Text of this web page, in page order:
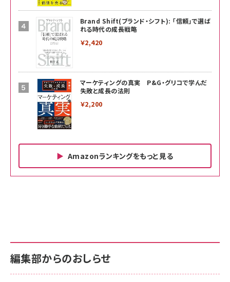
Brand Shift(ブランド・シフト): 「信頼」で選ば
れる時代の成長戦略
￥2,420
マーケティングの真実 P&G・グリコで学んだ
失敗と成長の法則
￥2,200
Amazonランキングをもっと見る
￥880
anan(アンアン)2026/06/24号 No.2500増刊
スペシャルエディション[王道エンタメの矜持／
サポート正規品 メーカー保証5年 KLMEA128G
NIMASO ガラスフィルム iPhone 17 用 保護フィ
サポート正規品 メーカー保証5年 KLMEA128G
Amazon eギフトカード - Amazonロゴ - クラ
編集部からのおしらせ